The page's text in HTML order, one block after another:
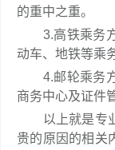
的重中之重。
3.高铁乘务方
动车、地铁等乘
4.邮轮乘务方
商务中心及证件
以上就是专业
贵的原因的相关